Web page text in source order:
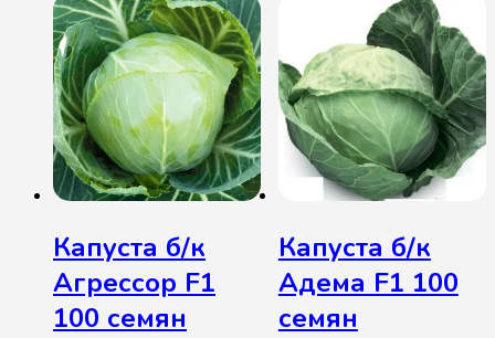
Капуста б/к
Агрессор F1
100 семян
Капуста б/к
Адема F1 100
семян